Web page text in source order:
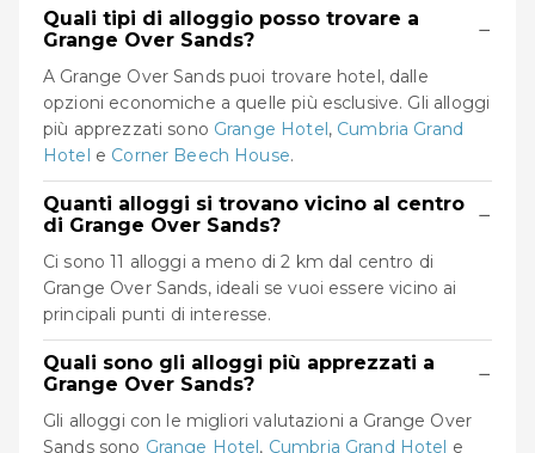
Quali tipi di alloggio posso trovare a
Grange Over Sands?
−
A Grange Over Sands puoi trovare hotel, dalle
opzioni economiche a quelle più esclusive. Gli alloggi
più apprezzati sono Grange Hotel, Cumbria Grand
Hotel e Corner Beech House.
Quanti alloggi si trovano vicino al centro
di Grange Over Sands?
−
Ci sono 11 alloggi a meno di 2 km dal centro di
Grange Over Sands, ideali se vuoi essere vicino ai
principali punti di interesse.
Quali sono gli alloggi più apprezzati a
Grange Over Sands?
−
Gli alloggi con le migliori valutazioni a Grange Over
Sands sono Grange Hotel, Cumbria Grand Hotel e